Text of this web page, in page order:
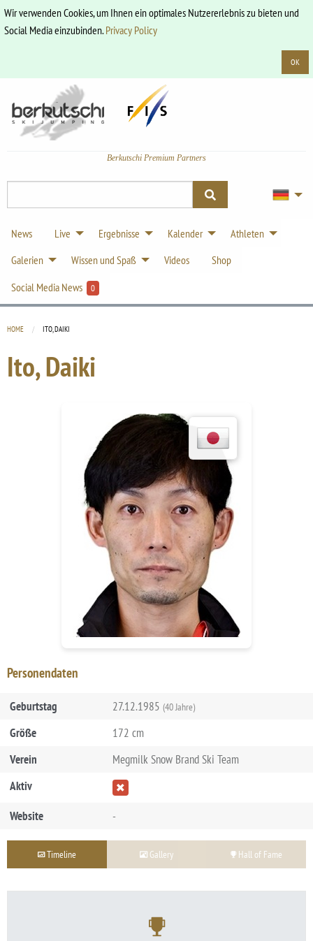
Wir verwenden Cookies, um Ihnen ein optimales Nutzererlebnis zu bieten und
Social Media einzubinden.Privacy Policy
OK
Berkutschi Premium Partners
News Live Ergebnisse Kalender
Athleten
Galerien
Wissen und Spaß Videos
Shop
Social Media News
0
HOME CURRENT:
ITO, DAIKI
Ito, Daiki
Personendaten
Geburtstag 27.12.1985 (40 Jahre)
Größe
172 cm
Verein
Megmilk Snow Brand Ski Team
Aktiv
Website
-
Timeline Gallery Hall of Fame